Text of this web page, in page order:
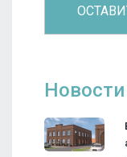
Новости